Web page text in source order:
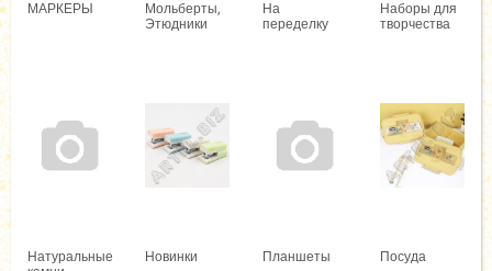
МАРКЕРЫ
Мольберты,
Этюдники
На
переделку
Наборы для
творчества
Натуральные
Новинки Планшеты Посуда